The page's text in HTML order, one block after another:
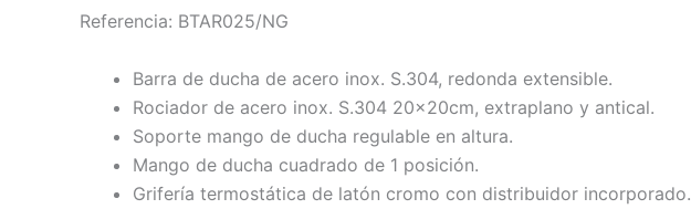
Referencia: BTAR025/NG
Barra de ducha de acero inox. S.304, redonda extensible.
Rociador de acero inox. S.304 20x20cm, extraplano y antical.
Soporte mango de ducha regulable en altura.
Mango de ducha cuadrado de 1 posición.
Grifería termostática de latón cromo con distribuidor incorporado.